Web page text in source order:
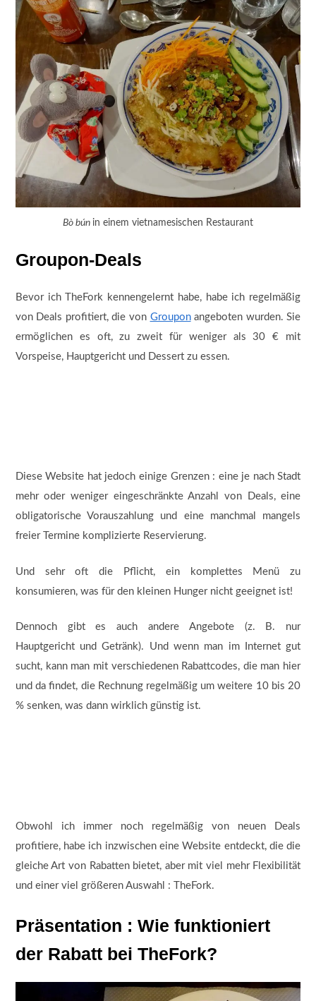
Bò bún in einem vietnamesischen Restaurant
Groupon-Deals
Bevor ich TheFork kennengelernt habe, habe ich regelmäßig
von Deals profitiert, die von Grouponangeboten wurden. Sie
ermöglichen es oft, zu zweit für weniger als 30 € mit
Vorspeise, Hauptgericht und Dessert zu essen.
Diese Website hat jedoch einige Grenzen : eine je nach Stadt
mehr oder weniger eingeschränkte Anzahl von Deals, eine
obligatorische Vorauszahlung und eine manchmal mangels
freier Termine komplizierte Reservierung.
Und sehr oft die Pflicht, ein komplettes Menü zu
konsumieren, was für den kleinen Hunger nicht geeignet ist!
Dennoch gibt es auch andere Angebote (z. B. nur
Hauptgericht und Getränk). Und wenn man im Internet gut
sucht, kann man mit verschiedenen Rabattcodes, die man hier
und da findet, die Rechnung regelmäßig um weitere 10 bis 20
% senken, was dann wirklich günstig ist.
Obwohl ich immer noch regelmäßig von neuen Deals
profitiere, habe ich inzwischen eine Website entdeckt, die die
gleiche Art von Rabatten bietet, aber mit viel mehr Flexibilität
und einer viel größeren Auswahl : TheFork.
Präsentation : Wie funktioniert
der Rabatt bei TheFork?